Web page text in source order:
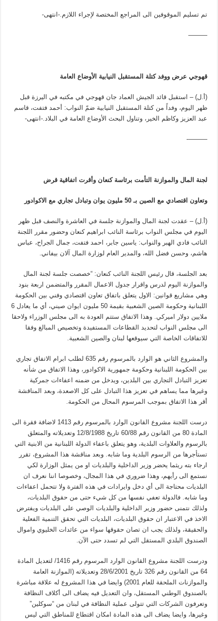
تم تسليم الموقوفين الى المراجع المختصة لإجراء اللازم.-انتهى-
———
قهوجي عرض ووفد كتلة المستقبل النيابية الأوضاع العامة
(أ.ل) – استقبل قائد الجيش العماد جان قهوجي في مكتبه في اليرزة قبل
ظهر اليوم، وفداً من كتلة المستقبل النيابية ضمّ النواب: أحمد فتفت، قاسم
عبد العزيز وكاظم الخير، وتناول البحث الأوضاع العامة في البلاد.-انتهى-
———-
لجنة المال والموازنة التأمت برئاسة كنعان وأقرت اتفاقية قرض
وتعاون اقتصادي مع الصين بـ 50 مليون يوان وتبادل تجاري مع الاكوادور
(أ.ل) – عقدت لجنة المال والموازنة جلسة في العاشرة والنصف قبل ظهر
اليوم في مجلس النواب برئاسة النائب ابراهيم كنعان وحضور مقرر اللجنة
النائب فادي الهبر والنواب: ياسين جابر، احمد فتفت، جمال الجراح، عباس
هاشم، وحسن فضل الله، والمدير العام لوزارة المال آلان بيفاني.
بعد الجلسة، قال رئيس اللجنة النائب كنعان: “خصصت جلسة لجنة المال
والموازنة اليوم لدرس واقرار جدول الاعمال المقرر والمتضمن اربعة بنود
وهي مشاريع قوانين: الاول يتعلق باتفاق تعاون اقتصادي وفني بين الحكومة
اللبنانية وحكومة الصين الشعبية بقيمة 50 مليون ايوان صيني، أي ما يعادل 6
ملايين دولار اميركي. وهذا الاتفاق ستتم العودة به الى مجلس الوزراء ولاحقا
الى مجلس النواب لتحديد القطاعات المستفيدة وتخصيص المبالغ وفقا
للاتفاقات الخاصة التي سيوقعها لبنان والصين الشعبية.
والمشروع الثاني هو الوارد بالمرسوم رقم 635 لطلب ابرام الاتفاق تجاري
بين الحكومة اللبنانية وحكومة جمهورية الاكوادور، وهذا الاتفاق من شأنه
تعزيز التبادل التجاري بين البلدين، ويدخل من ضمنه اعفاءات جمركية
وغيرها مما يساهم في تعزيز هذا التبادل على كل الاصعدة، وبعد المناقشة
أقر هذا الاتفاق بموجب المرسوم المحال من الحكومة.
درست اللجنة مشروع القانون الوارد بالمرسوم رقم 1413 لاضافة فقرة الى
المادة 80 من القانون رقم 60/88 تاريخ 12/8/1988 وتعديلاته والمتعلق
بالرسوم والعلاوات البلدية، وهو يتعلق باعفاء الدولة اللبنانية من الابنية التي
تستأجرها من الرسوم البلدية وما شابه. وبعد مناقشة هذا المشروع، تقرر
ارجاء بته ريثما يحضر وزير الداخلية والبلديات او من يمثل الوزارة لكي
نستمع الى رأيهم، وهذا ضروري في هذا المجال، وخصوصا اننا نعرف ان
البلديات محتاجة الى أي دخل وايرادات في هذه الفترة ولا تتحمل اعفاءات
وما شابه. فالدولة تعفي نفسها من كل شيء حتى من حقوق البلديات،
ولذلك نتمنى حضور وزير الداخلية والبلديات الوصي على البلديات ويفترض
الاخذ في الاعتبار ان حقوق البلديات، البلديات التي تحقق التنمية الفعلية
والحقيقة، ولذلك يجب ان تصان حقوقها سواء من عائدات الخليوي واموال
الصندوق البلدي المستقل التي لم تسدد حتى الآن.
ودرست اللجنة مشروع القانون الوارد المرسوم رقم 1416/ لتعديل المادة
64 من القانون رقم 326 تاريخ 28/6/2001 وتعديلاته (الموازنة العامة
والموازنات الملحقة للعام 2001) وايضا في هذا المشروع له علاقة مباشرة
بالصندوق الوطني المستقل، وان التعديل فيه يضاف الى أكلاف النظافة
وتعرفون الشركات التي تتولى عملية النظافة في لبنان من “سوكلين”
وغيرها، وايضا يضاف الى هذه المادة امكان اقتطاع للمناطق التي ليس